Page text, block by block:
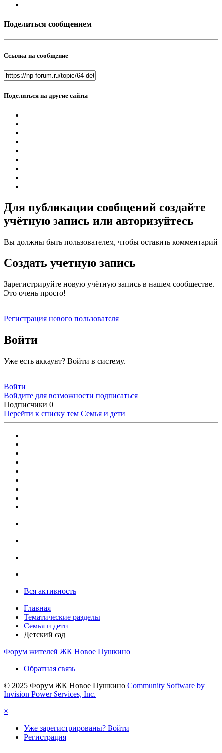
Поделиться сообщением
Ссылка на сообщение
Поделиться на другие сайты
Для публикации сообщений создайте
учётную запись или авторизуйтесь
Вы должны быть пользователем, чтобы оставить комментарий
Создать учетную запись
Зарегистрируйте новую учётную запись в нашем сообществе.
Это очень просто!
Регистрация нового пользователя
Войти
Уже есть аккаунт? Войти в систему.
Войти
Войдите для возможности подписаться
Подписчики 0
Перейти к списку тем Семья и дети
Вся активность
Главная
Тематические разделы
Семья и дети
Детский сад
Форум жителей ЖК Новое Пушкино
Обратная связь
© 2025 Форум ЖК Новое Пушкино Community Software by
Invision Power Services, Inc.
×
Уже зарегистрированы? Войти
Регистрация